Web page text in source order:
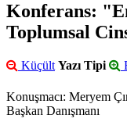
Konferans:
Toplumsal
Küçült Yazı Tipi
Konuşmacı: Meryem
Başkan Danışmanı